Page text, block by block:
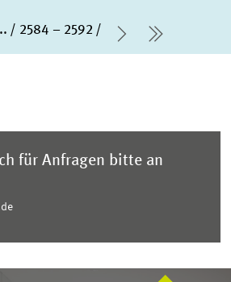
Seite
2584 – 2592
Nächste
letzte
für Anfragen bitte an